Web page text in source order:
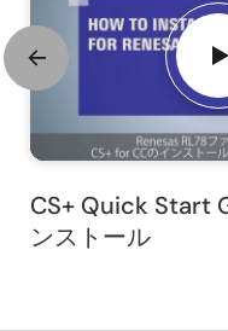
CS+ Quick Start
ンストール